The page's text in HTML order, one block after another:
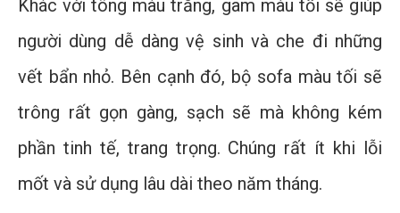
Khác với tông màu trắng, gam màu tối sẽ giúp
người dùng dễ dàng vệ sinh và che đi những
vết bẩn nhỏ. Bên cạnh đó, bộ sofa màu tối sẽ
trông rất gọn gàng, sạch sẽ mà không kém
phần tinh tế, trang trọng. Chúng rất ít khi lỗi
mốt và sử dụng lâu dài theo năm tháng.